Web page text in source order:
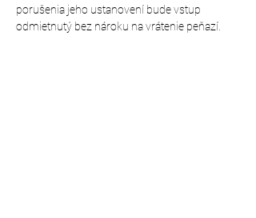
porušenia jeho ustanovení bude vstup
odmietnutý bez nároku na vrátenie peňazí.